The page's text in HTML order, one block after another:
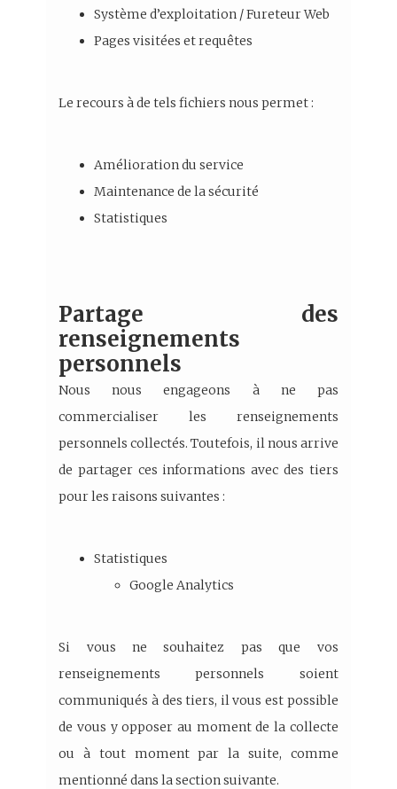
Système d’exploitation / Fureteur Web
Pages visitées et requêtes
Le recours à de tels fichiers nous permet :
Amélioration du service
Maintenance de la sécurité
Statistiques
Partage des
renseignements
personnels
Nous nous engageons à ne pas
commercialiser les renseignements
personnels collectés. Toutefois, il nous arrive
de partager ces informations avec des tiers
pour les raisons suivantes :
Statistiques
Google Analytics
Si vous ne souhaitez pas que vos
renseignements personnels soient
communiqués à des tiers, il vous est possible
de vous y opposer au moment de la collecte
ou à tout moment par la suite, comme
mentionné dans la section suivante.